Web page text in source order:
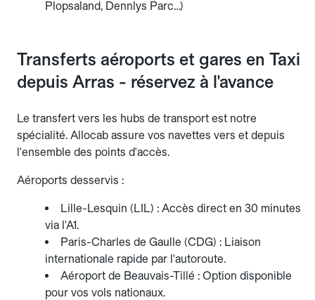
Plopsaland, Dennlys Parc…)
Transferts aéroports et gares en Taxi
depuis Arras - réservez à l'avance
Le transfert vers les hubs de transport est notre
spécialité. Allocab assure vos navettes vers et depuis
l'ensemble des points d'accès.
Aéroports desservis :
Lille-Lesquin (LIL) : Accès direct en 30 minutes
via l'A1.
Paris-Charles de Gaulle (CDG) : Liaison
internationale rapide par l'autoroute.
Aéroport de Beauvais-Tillé : Option disponible
pour vos vols nationaux.